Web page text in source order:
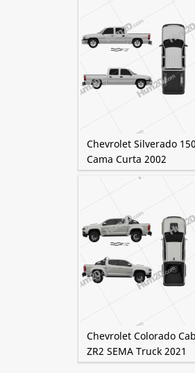
Chevrolet Silverado
Cama Curta 2002
Chevrolet Colorado
ZR2 SEMA Truck 2021